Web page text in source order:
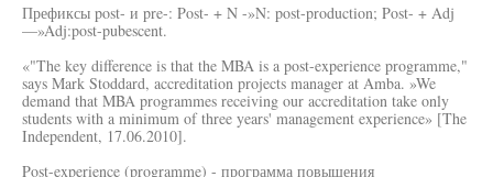
Префиксы post- и pre-: Post- + N -»N: post-production; Post- + Adj
—»Adj:post-pubescent.
«"The key difference is that the MBA is a post-experience programme,"
says Mark Stoddard, accreditation projects manager at Amba. »We
demand that MBA programmes receiving our accreditation take only
students with a minimum of three years' management experience» [The
Independent, 17.06.2010].
Post-experience (programme) - программа повышения